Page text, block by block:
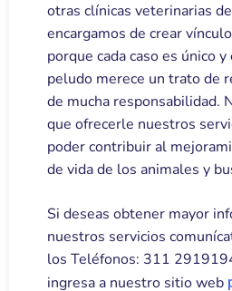
otras clínicas veterinarias
encargamos de crear
porque cada caso es único
peludo merece un trato de
de mucha responsabilidad.
que ofrecerle nuestros
poder contribuir al
de vida de los animales y
Si deseas obtener mayor
nuestros servicios
los Teléfonos: 311
ingresa a nuestro sitio web